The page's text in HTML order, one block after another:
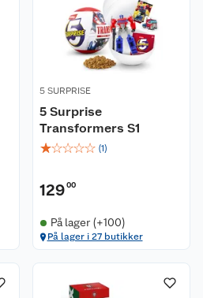
5 SURPRISE
5 Surprise
Transformers S1
☆☆☆☆☆ (1)
12900
På lager (+100)
På lager i 27 butikker